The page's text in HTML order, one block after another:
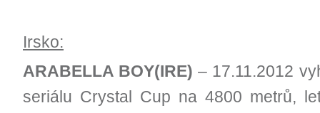
Irsko:
ARABELLA BOY(IRE) – 17.11.2012
seriálu Crystal Cup na 4800 metrů,